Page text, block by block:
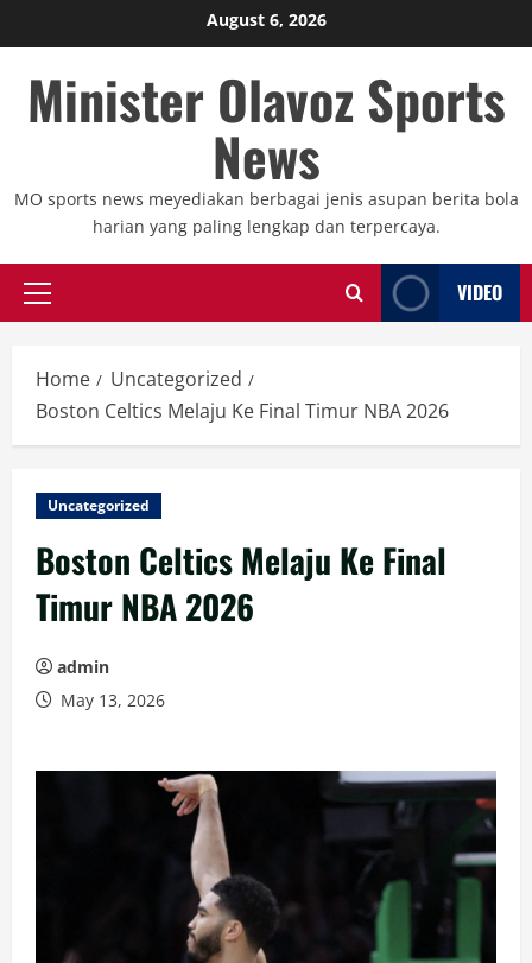
to
content
August 6, 2026
Minister Olavoz Sports
News
MO sports news meyediakan berbagai jenis asupan berita bola
harian yang paling lengkap dan terpercaya.
Primary
VIDEO
Home
Uncategorized
Boston Celtics Melaju Ke Final Timur NBA 2026
Uncategorized
Boston Celtics Melaju Ke Final
Timur NBA 2026
admin
May 13, 2026